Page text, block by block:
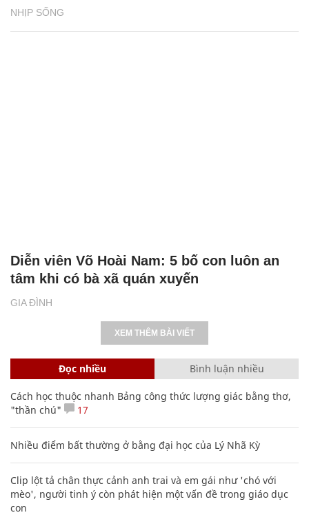
NHỊP SỐNG
GIA ĐÌNH
Diễn viên Võ Hoài Nam: 5 bố con luôn an
tâm khi có bà xã quán xuyến
XEM THÊM BÀI VIẾT
Đọc nhiều Bình luận nhiều
Cách học thuộc nhanh Bảng công thức lượng giác bằng thơ,
"thần chú"
17
Nhiều điểm bất thường ở bằng đại học của Lý Nhã Kỳ
Clip lột tả chân thực cảnh anh trai và em gái như 'chó với
mèo', người tinh ý còn phát hiện một vấn đề trong giáo dục
con